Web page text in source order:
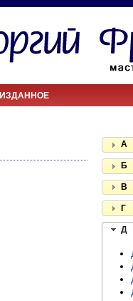
ИЗДАННОЕ
А
Б
В
Г
Д